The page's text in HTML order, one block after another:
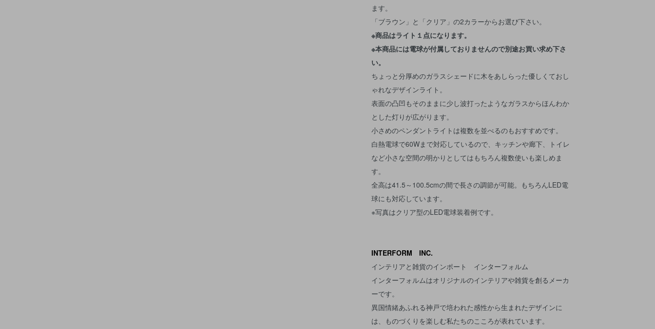
ます。
「ブラウン」と「クリア」の2カラーからお選び下さい。
※商品はライト１点になります。
※本商品には電球が付属しておりませんので別途お買い求め下さ
い。
ちょっと分厚めのガラスシェードに木をあしらった優しくておし
ゃれなデザインライト。
表面の凸凹もそのままに少し波打ったようなガラスからほんわか
とした灯りが広がります。
小さめのペンダントライトは複数を並べるのもおすすめです。
白熱電球で60Wまで対応しているので、キッチンや廊下、トイレ
など小さな空間の明かりとしてはもちろん複数使いも楽しめま
す。
全高は41.5～100.5cmの間で長さの調節が可能。もちろんLED電
球にも対応しています。
※写真はクリア型のLED電球装着例です。
INTERFORM INC.
インテリアと雑貨のインポート インターフォルム
インターフォルムはオリジナルのインテリアや雑貨を創るメーカ
ーです。
異国情緒あふれる神戸で培われた感性から生まれたデザインに
は、ものづくりを楽しむ私たちのこころが表れています。